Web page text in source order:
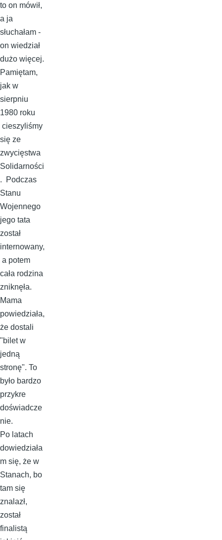
to on mówił,
a ja
słuchałam -
on wiedział
dużo więcej.
Pamiętam,
jak w
sierpniu
1980 roku
cieszyliśmy
się ze
zwycięstwa
Solidarności
. Podczas
Stanu
Wojennego
jego tata
został
internowany,
a potem
cała rodzina
zniknęła.
Mama
powiedziała,
że dostali
"bilet w
jedną
stronę". To
było bardzo
przykre
doświadcze
nie.
Po latach
dowiedziała
m się, że w
Stanach, bo
tam się
znalazł,
został
finalistą